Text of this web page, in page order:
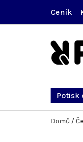
obsah
Ceník
Potisk
Domů /